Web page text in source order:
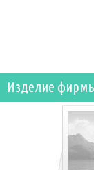
Изделие